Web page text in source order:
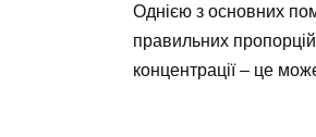
Однією з основних
правильних
концентрації – це